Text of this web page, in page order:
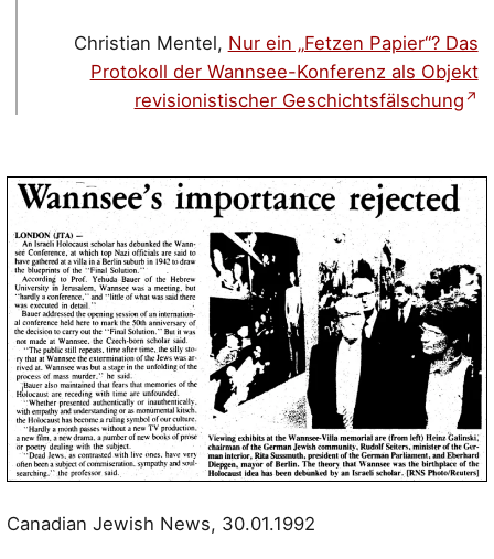
Christian Mentel, Nur ein „Fetzen Papier“? Das
Protokoll der Wannsee-Konferenz als Objekt
revisionistischer Geschichtsfälschung
Canadian Jewish News, 30.01.1992